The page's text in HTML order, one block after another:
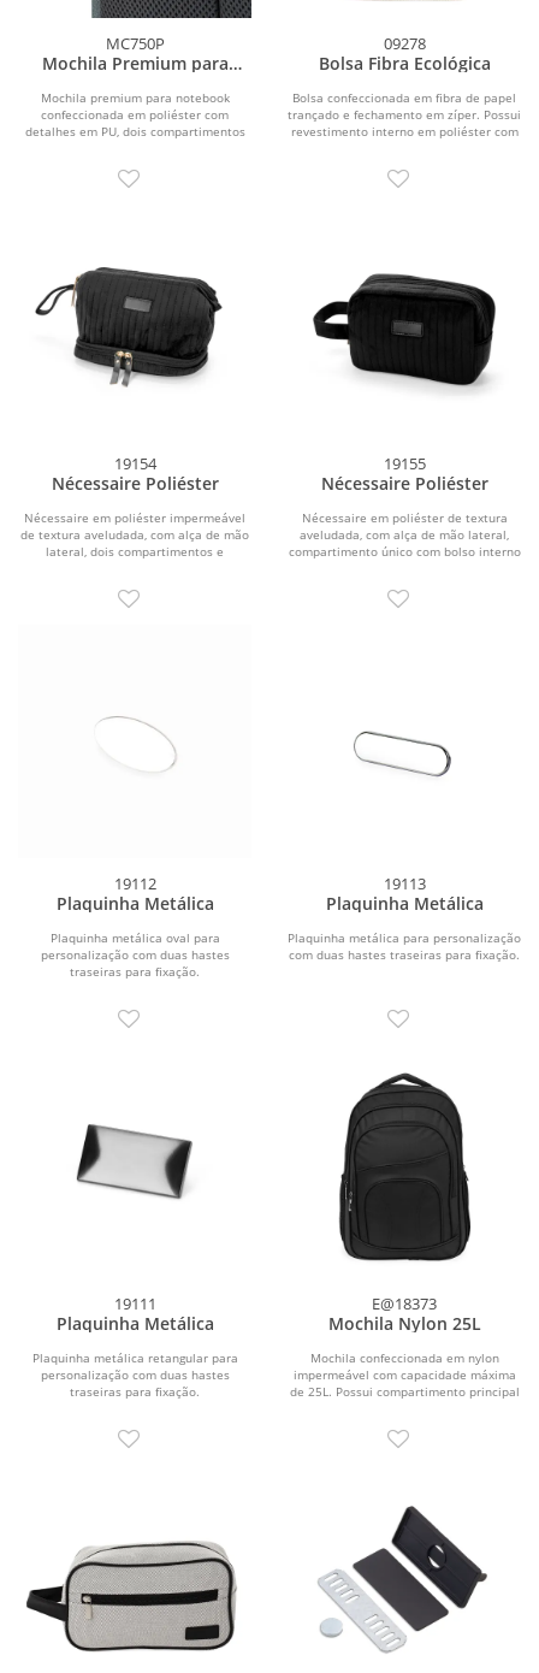
MC750P
Mochila Premium para
Mochila premium para notebook
confeccionada em poliéster com
detalhes em PU, dois compartimentos
09278
Bolsa Fibra Ecológica
Bolsa confeccionada em fibra de papel
trançado e fechamento em zíper. Possui
revestimento interno em poliéster com
19154
Nécessaire Poliéster
Nécessaire em poliéster impermeável
de textura aveludada, com alça de mão
lateral, dois compartimentos e
19155
Nécessaire Poliéster
Nécessaire em poliéster de textura
aveludada, com alça de mão lateral,
compartimento único com bolso interno
19112
Plaquinha Metálica
Plaquinha metálica oval para
personalização com duas hastes
traseiras para fixação.
19113
Plaquinha Metálica
Plaquinha metálica para personalização
com duas hastes traseiras para fixação.
19111
Plaquinha Metálica
Plaquinha metálica retangular para
personalização com duas hastes
traseiras para fixação.
E@18373
Mochila Nylon 25L
Mochila confeccionada em nylon
impermeável com capacidade máxima
de 25L. Possui compartimento principal